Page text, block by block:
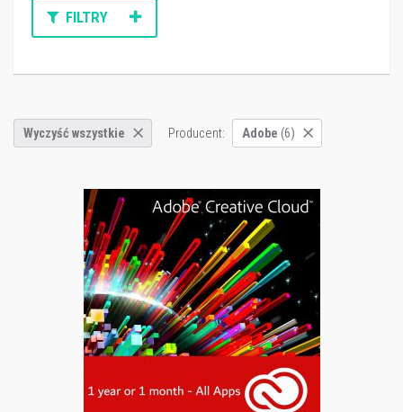
FILTRY
Wyczyść wszystkie Producent: Adobe (6)